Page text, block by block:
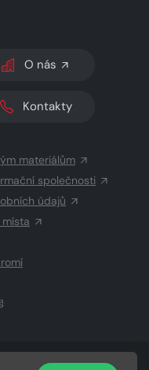
SVĚTLÝ/TMAVÝ REŽIM
O nás
Kontakty
materiálům
společnosti
údajů
a.s.a dodavatelé